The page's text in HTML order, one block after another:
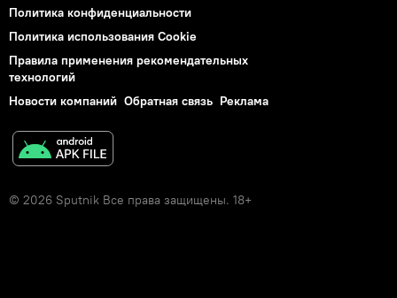
Политика конфиденциальности
Политика использования Cookie
Правила применения рекомендательных
технологий
Новости компаний Обратная связь Реклама
© 2026 Sputnik Все права защищены. 18+